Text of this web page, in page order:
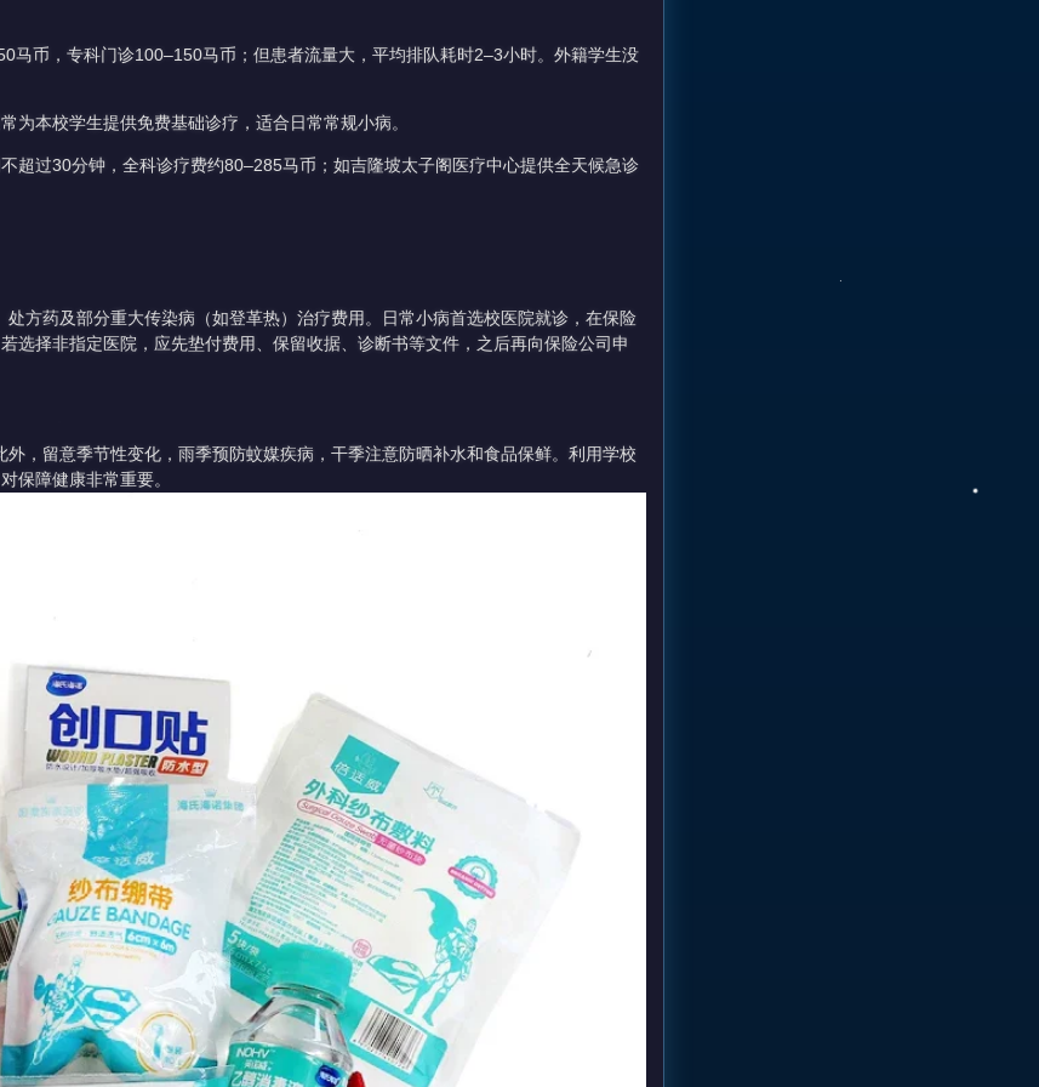
马币，专科门诊100–150马币；但患者流量大，平均排队耗时2–3小时。外籍学生没
为本校学生提供免费基础诊疗，适合日常常规小病。
超过30分钟，全科诊疗费约80–285马币；如吉隆坡太子阁医疗中心提供全天候急诊
方药及部分重大传染病（如登革热）治疗费用。日常小病首选校医院就诊，在保险
选择非指定医院，应先垫付费用、保留收据、诊断书等文件，之后再向保险公司申
，留意季节性变化，雨季预防蚊媒疾病，干季注意防晒补水和食品保鲜。利用学校
保障健康非常重要。